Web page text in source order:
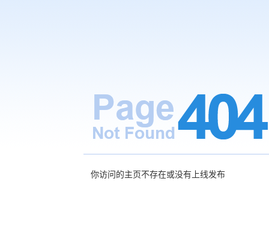
你访问的主页不存在或没有上线发布